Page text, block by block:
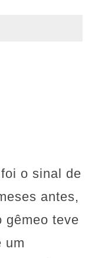
o sinal de
antes,
gêmeo teve
um